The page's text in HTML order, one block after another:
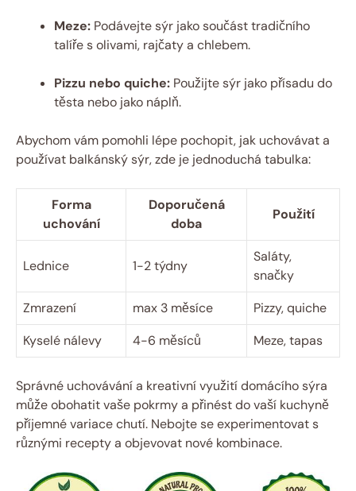
Meze: Podávejte sýr jako součást tradičního
talíře s olivami, rajčaty a chlebem.
Pizzu nebo quiche: Použijte sýr jako přísadu do
těsta nebo jako náplň.
Abychom vám pomohli lépe pochopit, jak uchovávat a
používat balkánský sýr, zde je jednoduchá tabulka:
Forma
uchování
Doporučená
doba
Použití
Lednice 1-2 týdny
Saláty,
snačky
Zmrazení
max 3 měsíce
Pizzy, quiche
Kyselé nálevy
4-6 měsíců Meze, tapas
Správné uchovávání a kreativní využití domácího sýra
může obohatit vaše pokrmy a přinést do vaší kuchyně
příjemné variace chutí. Nebojte se experimentovat s
různými recepty a objevovat nové kombinace.